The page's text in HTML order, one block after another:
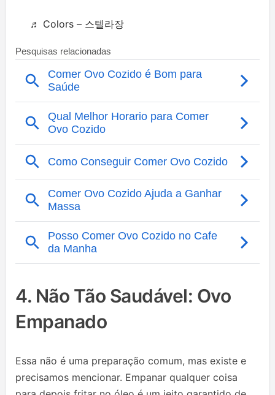
♬ Colors – 스텔라장
4. Não Tão Saudável: Ovo
Empanado
Essa não é uma preparação comum, mas existe e
precisamos mencionar. Empanar qualquer coisa